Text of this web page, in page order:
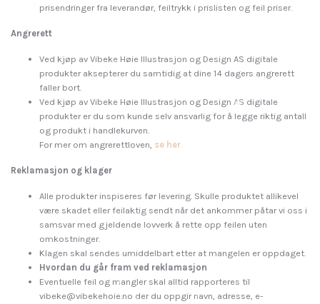
prisendringer fra leverandør, feiltrykk i prislisten og feil priser.
Angrerett
Ved kjøp av Vibeke Høie Illustrasjon og Design AS digitale
produkter aksepterer du samtidig at dine 14 dagers angrerett
faller bort.
Ved kjøp av Vibeke Høie Illustrasjon og Design AS digitale
produkter er du som kunde selv ansvarlig for å legge riktig antall
og produkt i handlekurven.
For mer om angrerettloven, se her.
Reklamasjon og klager
Alle produkter inspiseres før levering. Skulle produktet allikevel
være skadet eller feilaktig sendt når det ankommer påtar vi oss i
samsvar med gjeldende lovverk å rette opp feilen uten
omkostninger.
Klagen skal sendes umiddelbart etter at mangelen er oppdaget.
Hvordan du går fram ved reklamasjon
Eventuelle feil og mangler skal alltid rapporteres til
vibeke@vibekehoie.no der du oppgir navn, adresse, e-